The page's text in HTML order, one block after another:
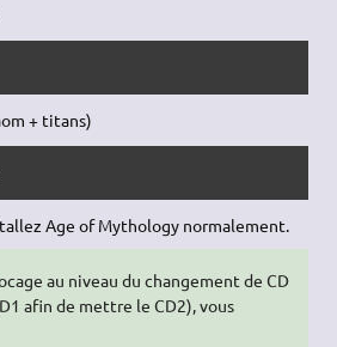
+ titans)
Age of Mythology normalement.
au niveau du changement de CD
afin de mettre le CD2), vous